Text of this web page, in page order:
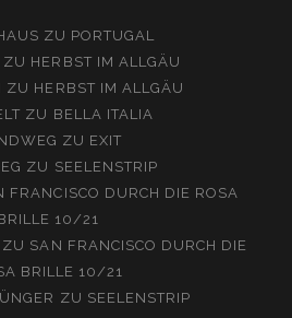
ZU PORTUGAL
ZU HERBST IM ALLGÄU
ZU HERBST IM ALLGÄU
ZU BELLA ITALIA
ZU EXIT
ZU SEELENSTRIP
FRANCISCO DURCH DIE ROSA
10/21
ZU SAN FRANCISCO DURCH DIE
BRILLE 10/21
ZU SEELENSTRIP